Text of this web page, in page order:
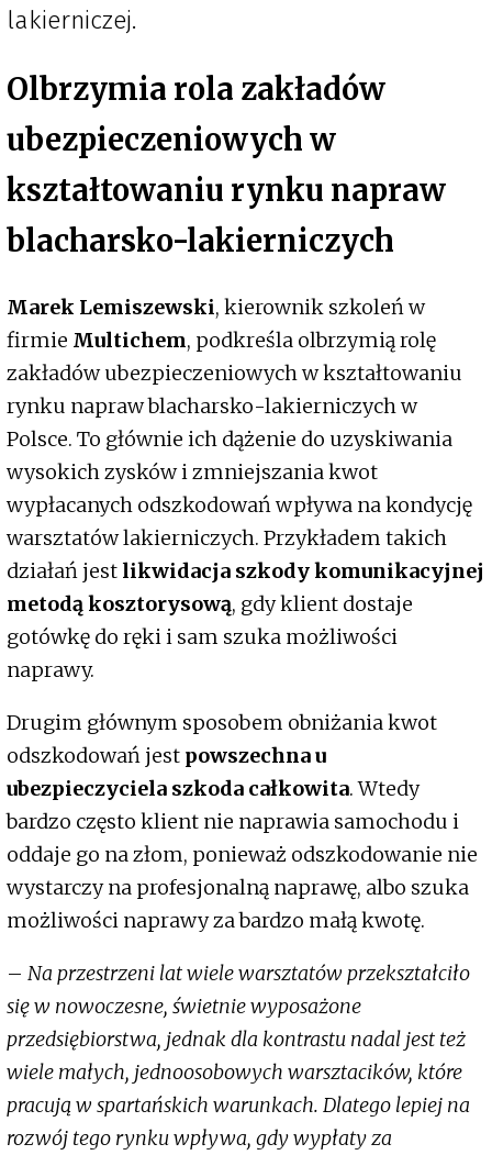
lakierniczej.
Olbrzymia rola zakładów
ubezpieczeniowych w
kształtowaniu rynku napraw
blacharsko-lakierniczych
Marek Lemiszewski, kierownik szkoleń w
firmie Multichem, podkreśla olbrzymią rolę
zakładów ubezpieczeniowych w kształtowaniu
rynku napraw blacharsko-lakierniczych w
Polsce. To głównie ich dążenie do uzyskiwania
wysokich zysków i zmniejszania kwot
wypłacanych odszkodowań wpływa na kondycję
warsztatów lakierniczych. Przykładem takich
działań jest likwidacja szkody komunikacyjnej
metodą kosztorysową, gdy klient dostaje
gotówkę do ręki i sam szuka możliwości
naprawy.
Drugim głównym sposobem obniżania kwot
odszkodowań jest powszechna u
ubezpieczyciela szkoda całkowita. Wtedy
bardzo często klient nie naprawia samochodu i
oddaje go na złom, ponieważ odszkodowanie nie
wystarczy na profesjonalną naprawę, albo szuka
możliwości naprawy za bardzo małą kwotę.
– Na przestrzeni lat wiele warsztatów przekształciło
się w nowoczesne, świetnie wyposażone
przedsiębiorstwa, jednak dla kontrastu nadal jest też
wiele małych, jednoosobowych warsztacików, które
pracują w spartańskich warunkach. Dlatego lepiej na
rozwój tego rynku wpływa, gdy wypłaty za